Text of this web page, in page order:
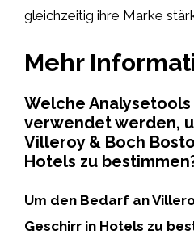
gleichzeitig ihre Marke
Mehr
Welche Analysetools
verwendet werden,
Villeroy & Boch
Hotels zu
Um den Bedarf an
Geschirr in Hotels zu